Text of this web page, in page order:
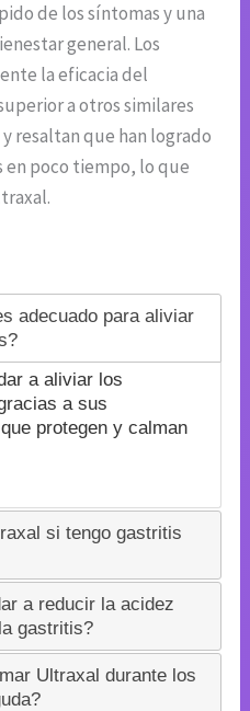
de los síntomas y una
general. Los
la eficacia del
a otros similares
resaltan que han logrado
poco tiempo, lo que
adecuado para aliviar
a aliviar los
a sus
protegen y calman
si tengo gastritis
a reducir la acidez
gastritis?
Ultraxal durante los